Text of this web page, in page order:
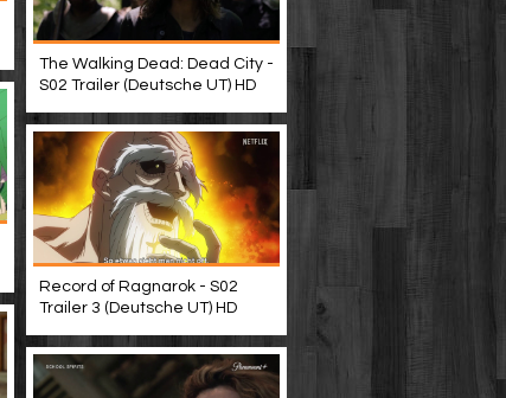
The Walking Dead: Dead City -
S02 Trailer (Deutsche UT) HD
Record of Ragnarok - S02
Trailer 3 (Deutsche UT) HD